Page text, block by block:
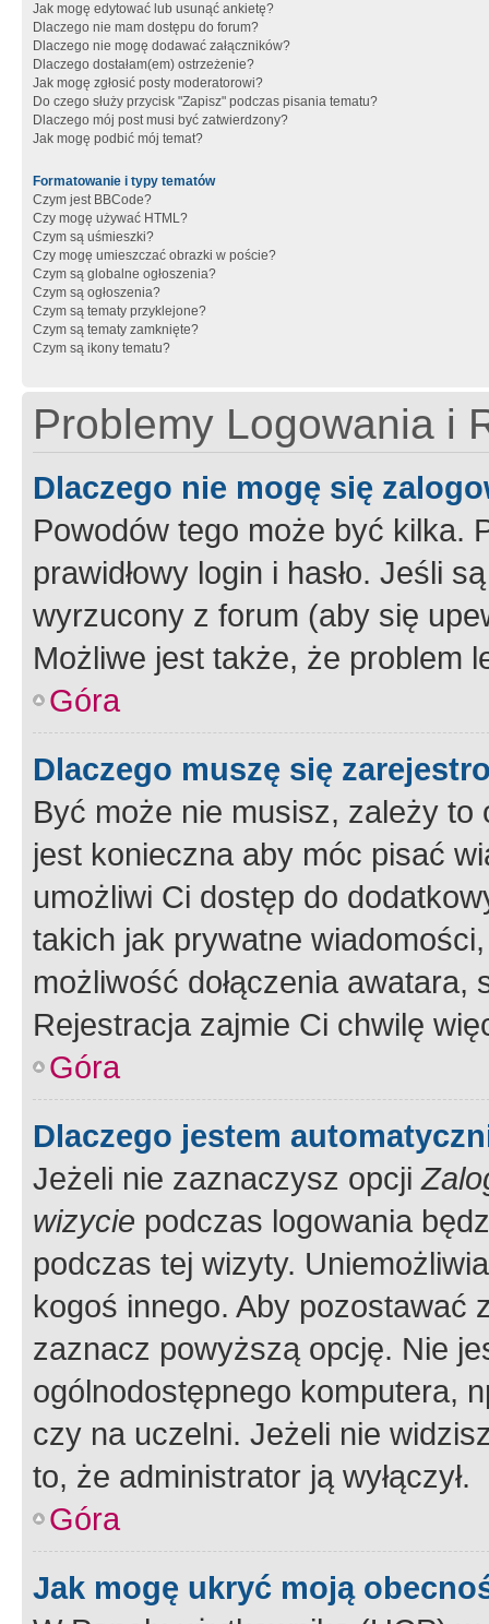
Jak mogę edytować lub usunąć ankietę?
Dlaczego nie mam dostępu do forum?
Dlaczego nie mogę dodawać załączników?
Dlaczego dostałam(em) ostrzeżenie?
Jak mogę zgłosić posty moderatorowi?
Do czego służy przycisk "Zapisz" podczas pisania tematu?
Dlaczego mój post musi być zatwierdzony?
Jak mogę podbić mój temat?
Formatowanie i typy tematów
Czym jest BBCode?
Czy mogę używać HTML?
Czym są uśmieszki?
Czy mogę umieszczać obrazki w poście?
Czym są globalne ogłoszenia?
Czym są ogłoszenia?
Czym są tematy przyklejone?
Czym są tematy zamknięte?
Czym są ikony tematu?
Problemy Logowania i
Dlaczego nie mogę się
Powodów tego może być kilka.
prawidłowy login i hasło. Jeśli
wyrzucony z forum (aby się
Możliwe jest także, że problem
Góra
Dlaczego muszę się
Być może nie musisz, zależy
jest konieczna aby móc pisać
umożliwi Ci dostęp do
takich jak prywatne
możliwość dołączenia
Rejestracja zajmie Ci chwilę
Góra
Dlaczego jestem
Jeżeli nie zaznaczysz opcji
wizycie podczas logowania
podczas tej wizyty.
kogoś innego. Aby pozostawać
zaznacz powyższą opcję. Nie
ogólnodostępnego komputera,
czy na uczelni. Jeżeli nie
to, że administrator ją wyłączył.
Góra
Jak mogę ukryć moją